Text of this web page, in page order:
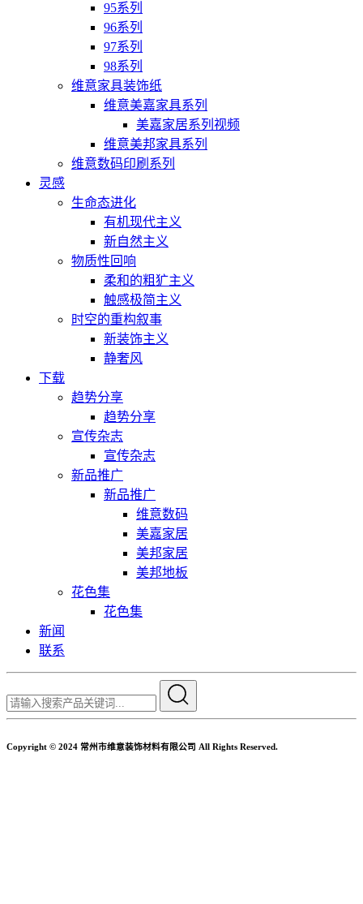
95系列
96系列
97系列
98系列
维意家具装饰纸
维意美嘉家具系列
美嘉家居系列视频
维意美邦家具系列
维意数码印刷系列
灵感
生命态进化
有机现代主义
新自然主义
物质性回响
柔和的粗犷主义
触感极简主义
时空的重构叙事
新装饰主义
静奢风
下载
趋势分享
趋势分享
宣传杂志
宣传杂志
新品推广
新品推广
维意数码
美嘉家居
美邦家居
美邦地板
花色集
花色集
新闻
联系
Copyright © 2024 常州市维意装饰材料有限公司 All Rights Reserved.